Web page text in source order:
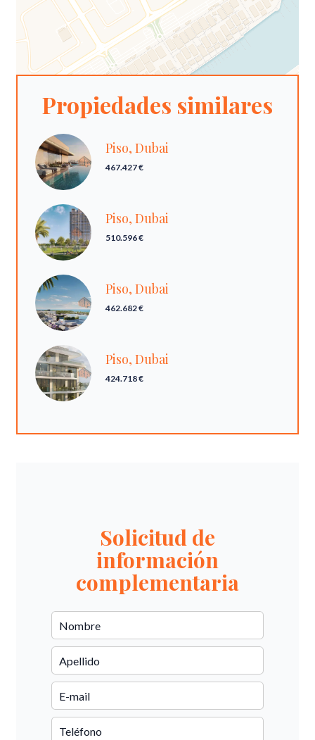
Propiedades similares
Piso, Dubai
467.427 €
Piso, Dubai
510.596 €
Piso, Dubai
462.682 €
Piso, Dubai
424.718 €
Solicitud de
información
complementaria